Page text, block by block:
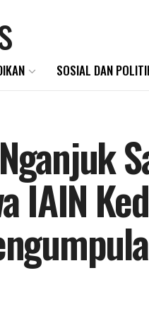
SOSIAL DAN
IAIN